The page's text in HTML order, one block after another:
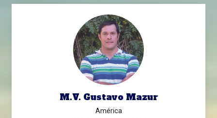
M.V. Gustavo Mazur
América